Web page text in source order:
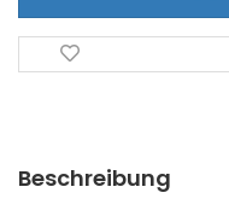
Beschreibung